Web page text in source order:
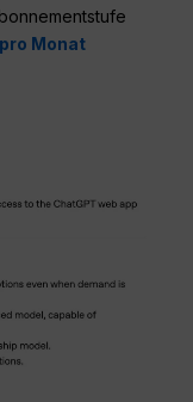
Monat